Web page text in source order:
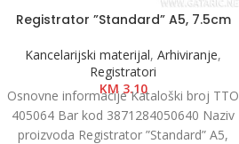
Registrator ”Standard” A5, 7.5cm
Kancelarijski materijal, Arhiviranje,
Registratori
KM3.10
Osnovne informacije Kataloški broj TTO
405064 Bar kod 3871284050640 Naziv
proizvoda Registrator ”Standard” A5,